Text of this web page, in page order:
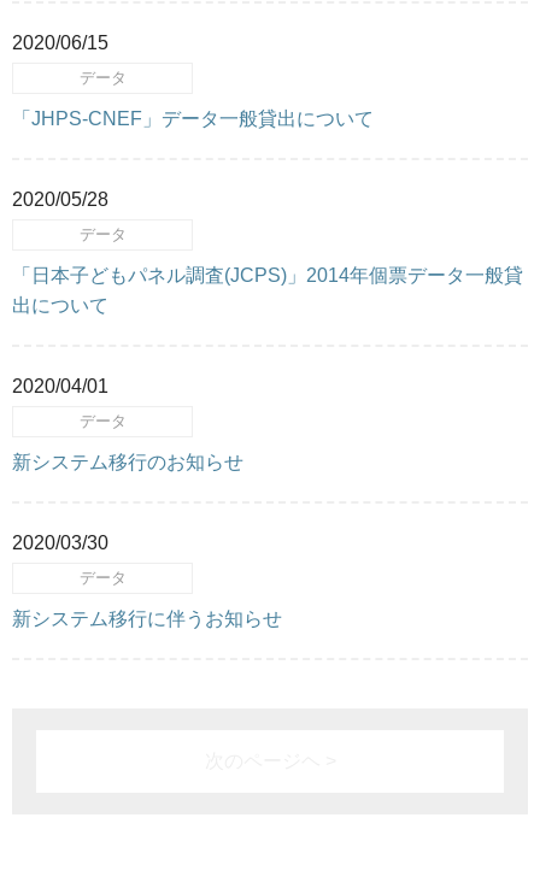
2020/06/15
データ
「JHPS-CNEF」データ一般貸出について
2020/05/28
データ
「日本子どもパネル調査(JCPS)」2014年個票データ一般貸
出について
2020/04/01
データ
新システム移行のお知らせ
2020/03/30
データ
新システム移行に伴うお知らせ